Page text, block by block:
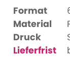
Format
Material
Druck
Lieferfrist